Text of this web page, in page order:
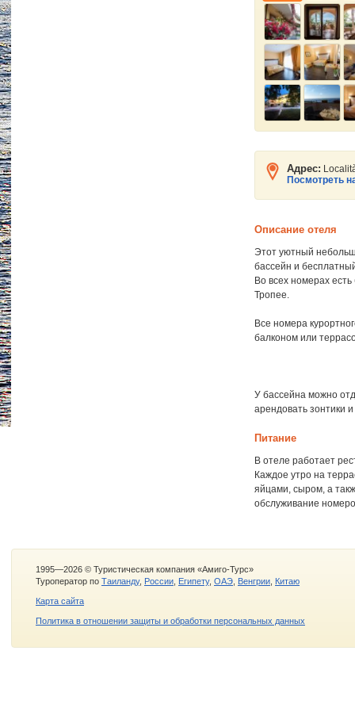
Адрес:
Посмотреть
Описание отеля
Этот уютный
бассейн и
Во всех номерах
Тропее.
Все номера
балконом или
У бассейна можно
арендовать зонтики
Питание
В отеле работает
Каждое утро на
яйцами, сыром, а
обслуживание
1995—2026 © Туристическая компания «Амиго-Турс»
Туроператор по Таиланду, России Египету, ОАЭ Венгрии Китаю
Карта сайта
Политика в отношении защиты и обработки персональных данных